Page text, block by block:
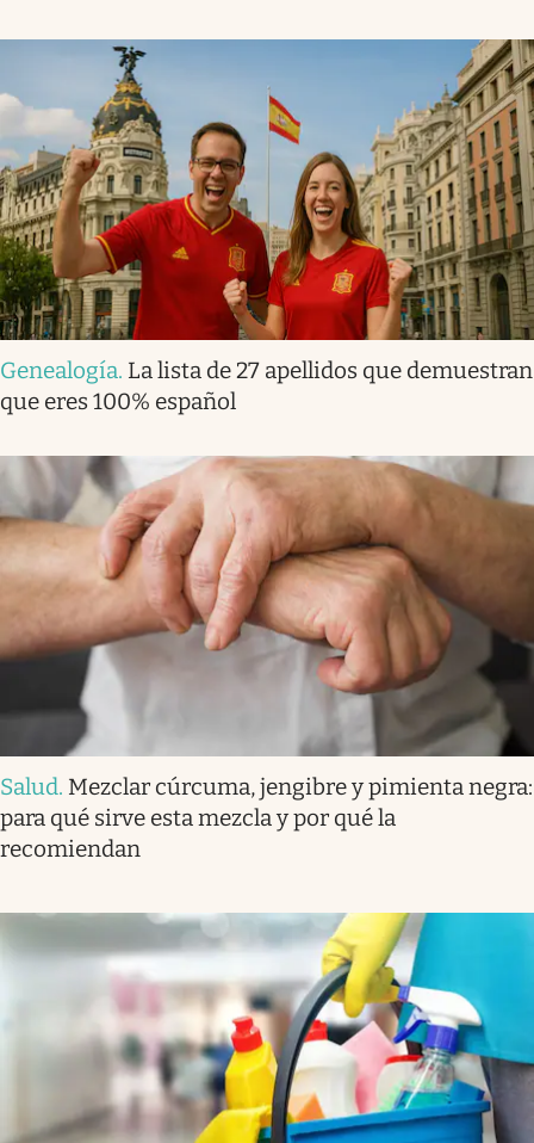
Genealogía. La lista de 27 apellidos que demuestran
que eres 100% español
Salud. Mezclar cúrcuma, jengibre y pimienta negra:
para qué sirve esta mezcla y por qué la
recomiendan